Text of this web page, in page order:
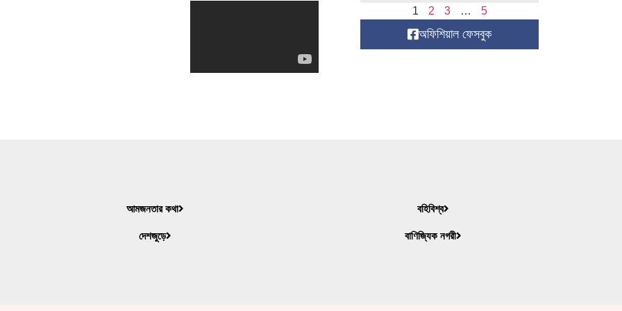
1 2 3 … 5
অফিশিয়াল ফেসবুক
আমজনতার কথা
দেশজুড়ে
বহিবিশ্ব
বাণিজ্যিক নগরী